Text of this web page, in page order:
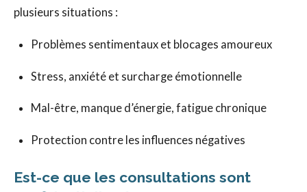
plusieurs situations :
Problèmes sentimentaux et blocages amoureux
Stress, anxiété et surcharge émotionnelle
Mal-être, manque d’énergie, fatigue chronique
Protection contre les influences négatives
Est-ce que les consultations sont